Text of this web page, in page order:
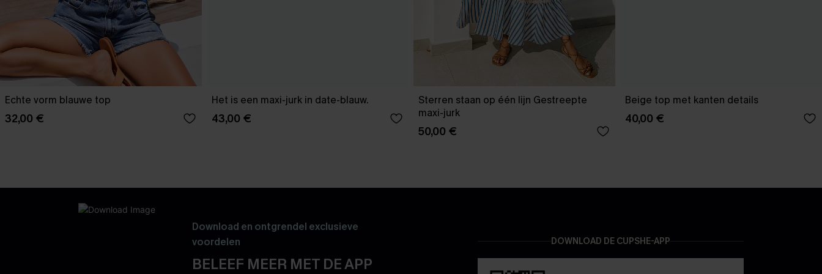
Echte vorm blauwe top
32,00 €
Het is een maxi-jurk in date-blauw.
43,00 €
Sterren staan op één lijn Gestreepte
maxi-jurk
50,00 €
Beige top met kanten details
40,00 €
Download en ontgrendel exclusieve
voordelen
BELEEF MEER MET DE APP
DOWNLOAD DE CUPSHE-APP